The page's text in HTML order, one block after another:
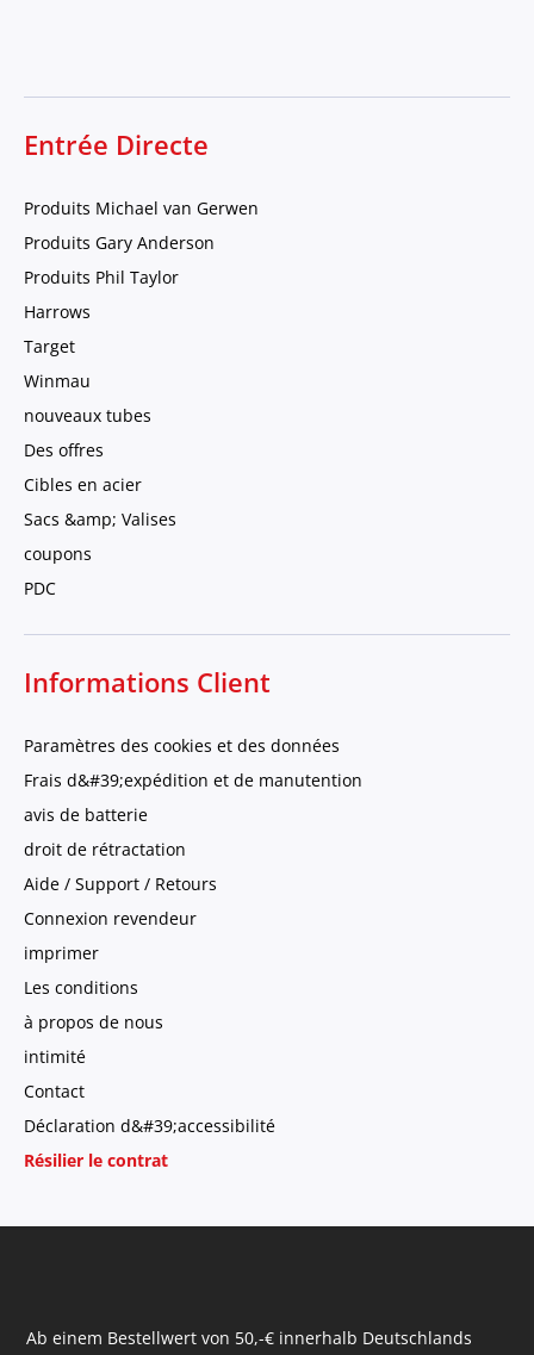
Entrée Directe
Produits Michael van Gerwen
Produits Gary Anderson
Produits Phil Taylor
Harrows
Target
Winmau
nouveaux tubes
Des offres
Cibles en acier
Sacs &amp; Valises
coupons
PDC
Informations Client
Paramètres des cookies et des données
Frais d&#39;expédition et de manutention
avis de batterie
droit de rétractation
Aide / Support / Retours
Connexion revendeur
imprimer
Les conditions
à propos de nous
intimité
Contact
Déclaration d&#39;accessibilité
Résilier le contrat
Ab einem Bestellwert von 50,-€ innerhalb Deutschlands